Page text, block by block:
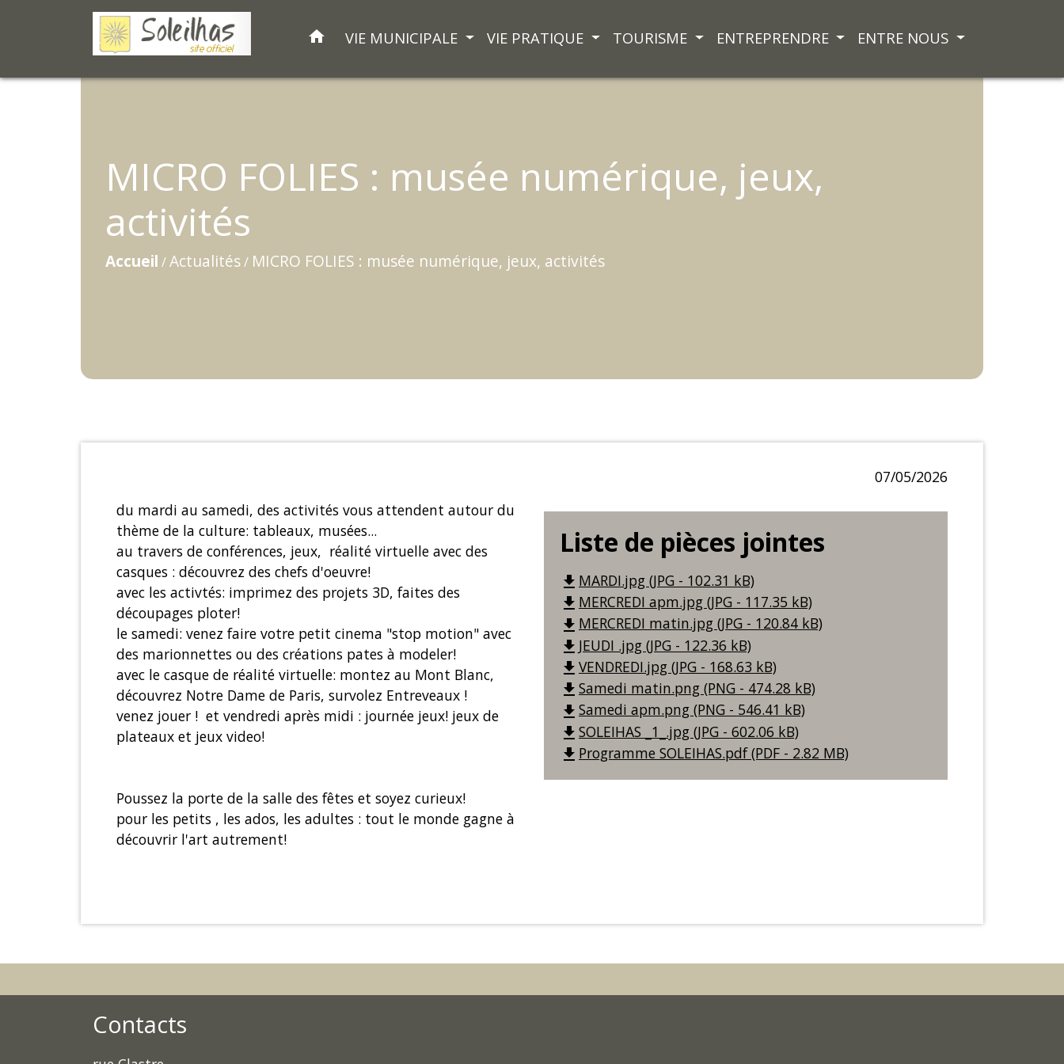
home VIE MUNICIPALE VIE PRATIQUE TOURISME ENTREPRENDRE ENTRE NOUS
MICRO FOLIES : musée numérique, jeux,
activités
Accueil /Actualités/ MICRO FOLIES : musée numérique, jeux, activités
07/05/2026
du mardi au samedi, des activités vous attendent autour du
thème de la culture: tableaux, musées...
au travers de conférences, jeux, réalité virtuelle avec des
casques : découvrez des chefs d'oeuvre!
avec les activtés: imprimez des projets 3D, faites des
découpages ploter!
le samedi: venez faire votre petit cinema "stop motion" avec
des marionnettes ou des créations pates à modeler!
avec le casque de réalité virtuelle: montez au Mont Blanc,
découvrez Notre Dame de Paris, survolez Entreveaux !
venez jouer ! et vendredi après midi : journée jeux! jeux de
plateaux et jeux video!
Poussez la porte de la salle des fêtes et soyez curieux!
pour les petits , les ados, les adultes : tout le monde gagne à
découvrir l'art autrement!
Liste de pièces jointes
file_download MARDI.jpg (JPG - 102.31 kB)
file_download MERCREDI apm.jpg (JPG - 117.35 kB)
file_download MERCREDI matin.jpg (JPG - 120.84 kB)
file_download JEUDI .jpg (JPG - 122.36 kB)
file_download VENDREDI.jpg (JPG - 168.63 kB)
file_download Samedi matin.png (PNG - 474.28 kB)
file_download Samedi apm.png (PNG - 546.41 kB)
file_download SOLEIHAS _1_.jpg (JPG - 602.06 kB)
file_download Programme SOLEIHAS.pdf (PDF - 2.82 MB)
Contacts